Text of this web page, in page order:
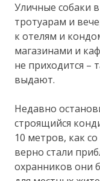
Уличные собаки
тротуарам и
к отелям и
магазинами и
не приходится –
выдают.
Недавно
строящийся
10 метров, как
верно стали
охранников они